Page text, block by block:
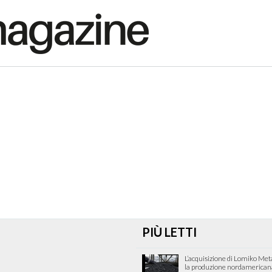
PIÙ LETTI
L’acquisizione di Lomiko
la produzione